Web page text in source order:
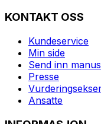
KONTAKT OSS
Kundeservice
Min side
Send inn manus
Presse
Ansatte